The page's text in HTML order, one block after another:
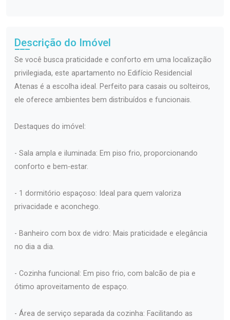
Descrição do Imóvel
Se você busca praticidade e conforto em uma localização
privilegiada, este apartamento no Edifício Residencial
Atenas é a escolha ideal. Perfeito para casais ou solteiros,
ele oferece ambientes bem distribuídos e funcionais.
Destaques do imóvel:
- Sala ampla e iluminada: Em piso frio, proporcionando
conforto e bem-estar.
- 1 dormitório espaçoso: Ideal para quem valoriza
privacidade e aconchego.
- Banheiro com box de vidro: Mais praticidade e elegância
no dia a dia.
- Cozinha funcional: Em piso frio, com balcão de pia e
ótimo aproveitamento de espaço.
- Área de serviço separada da cozinha: Facilitando as